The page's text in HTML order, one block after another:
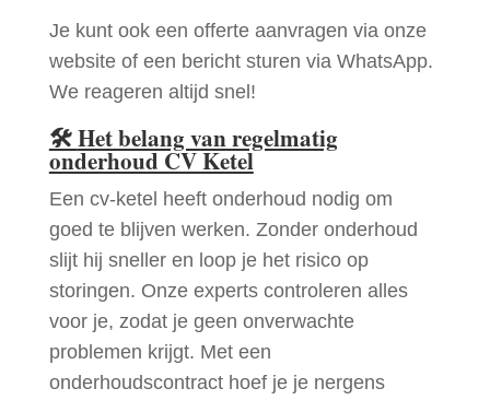
Je kunt ook een offerte aanvragen via onze
website of een bericht sturen via WhatsApp.
We reageren altijd snel!
🛠Het belang van regelmatig
onderhoud CV Ketel
Een cv-ketel heeft onderhoud nodig om
goed te blijven werken. Zonder onderhoud
slijt hij sneller en loop je het risico op
storingen. Onze experts controleren alles
voor je, zodat je geen onverwachte
problemen krijgt. Met een
onderhoudscontract hoef je je nergens